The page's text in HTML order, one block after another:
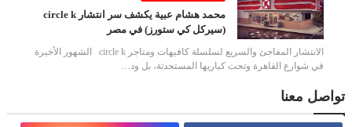
محمد هشام عبية يكشف سر انتشار circle k
(سيركل كي ستورز) في مصر
الانتشار المفاجئ والسريع لسلسلة كافيهات ومتاجر circle k الشهور الأخيرة
في شوارع القاهرة وتحت كباريها المستحدثة، بل ود…
تواصل معنا